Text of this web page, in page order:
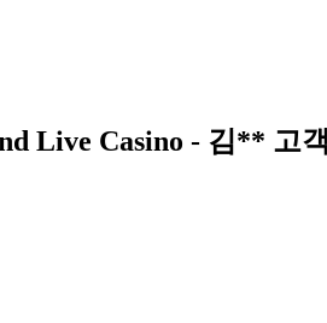
Live Casino - 김** 고